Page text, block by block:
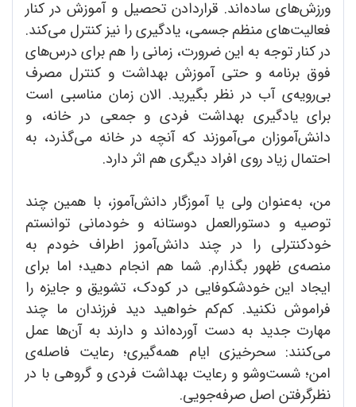
ورزش‌های ساده‌اند. قراردادن تحصیل و آموزش در کنار
فعالیت‌های منظم جسمی، یادگیری را نیز کنترل می‌کند.
در کنار توجه به این ضرورت، زمانی را هم برای درس‌های
فوق برنامه و حتی آموزش بهداشت و کنترل مصرف
بی‌رویه‌ی آب در نظر بگیرید. الان زمان مناسبی است
برای یادگیری بهداشت فردی و جمعی در خانه، و
دانش‌آموزان می‌آموزند که آنچه در خانه می‌گذرد، به
احتمال زیاد روی افراد دیگری هم اثر دارد.
من، به‌عنوان ولی یا آموزگار دانش‌آموز، با همین چند
توصیه و دستورالعمل دوستانه و خودمانی توانستم
خودکنترلی را در چند دانش‌آموز اطراف خودم به
منصه‌ی ظهور بگذارم. شما هم انجام دهید؛ اما برای
ایجاد این خودشکوفایی در کودک، تشویق و جایزه را
فراموش نکنید. کم‌کم خواهید دید فرزندان ما چند
مهارت جدید به دست آورده‌اند و دارند به آن‌ها عمل
می‌کنند: سحرخیزی ایام همه‌گیری؛ رعایت فاصله‌ی
امن؛ شست‌وشو و رعایت بهداشت فردی و گروهی با در
نظرگرفتن اصل صرفه‌جویی.